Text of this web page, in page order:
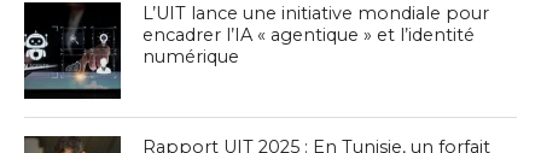
L’UIT lance une initiative mondiale pour
encadrer l’IA « agentique » et l’identité
numérique
Rapport UIT 2025 : En Tunisie, un forfait